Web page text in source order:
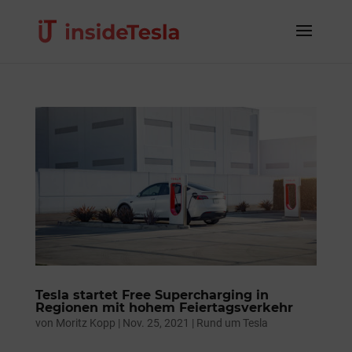
Tesla startet Free Supercharging in
Regionen mit hohem Feiertagsverkehr
von Moritz Kopp | Nov. 25, 2021 | Rund um Tesla